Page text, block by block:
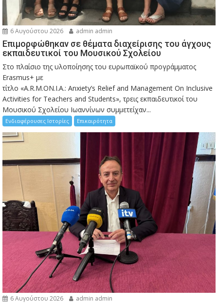
6 Αυγούστου 2026 admin admin
Eπιμορφώθηκαν σε θέματα διαχείρισης του άγχους
εκπαιδευτικοί του Μουσικού Σχολείου
Στο πλαίσιο της υλοποίησης του ευρωπαϊκού προγράμματος
Erasmus+ με
τίτλο «A.R.M.ON.I.A.: Anxiety’s Relief and Management On Inclusive
Activities for Teachers and Students», τρεις εκπαιδευτικοί του
Μουσικού Σχολείου Ιωαννίνων συμμετείχαν...
Ενδιαφέρουσες Ιστορίες Επικαιρότητα
6 Αυγούστου 2026 admin admin